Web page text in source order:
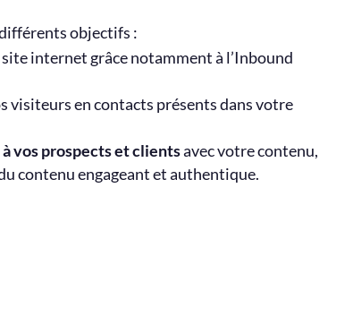
objectifs :
internet grâce notamment à l’Inbound
visiteurs en contacts présents dans votre
vos prospects et clientsavec votre contenu,
contenu engageant et authentique.